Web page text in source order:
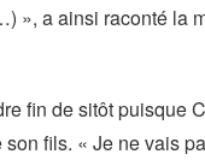
», a ainsi raconté la
fin de sitôt puisque
fils. « Je ne vais